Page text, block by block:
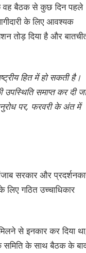
वह बैठक से कुछ दिन पहले
के लिए आवश्यक
तोड़ दिया है और
हित में हो सकती है।
समाप्त कर दी
पर, फरवरी के अंत में
सरकार और
गठित उच्चाधिकार
से इनकार कर दिया
समिति के साथ बैठक के